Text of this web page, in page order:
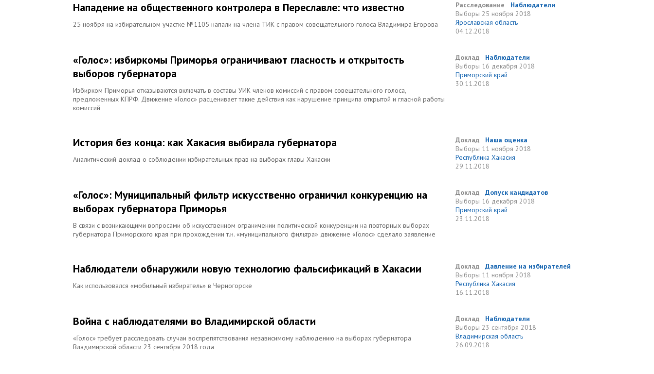
Нападение на общественного контролера в Переславле: что известно
25 ноября на избирательном участке №1105 напали на члена ТИК с правом совещательного голоса Владимира Егорова
Расследование
Наблюдатели
Выборы 25 ноября 2018
Ярославская область
04.12.2018
«Голос»: избиркомы Приморья ограничивают гласность и открытость
выборов губернатора
Избирком Приморья отказываются включать в составы УИК членов комиссий с правом совещательного голоса,
предложенных КПРФ. Движение «Голос» расценивает такие действия как нарушение принципа открытой и гласной работы
комиссий
Доклад
Наблюдатели
Выборы 16 декабря 2018
Приморский край
30.11.2018
История без конца: как Хакасия выбирала губернатора
Аналитический доклад о соблюдении избирательных прав на выборах главы Хакасии
Доклад
Наша оценка
Выборы 11 ноября 2018
Республика Хакасия
29.11.2018
«Голос»: Муниципальный фильтр искусственно ограничил конкуренцию на
выборах губернатора Приморья
В связи с возникающими вопросами об искусственном ограничении политической конкуренции на повторных выборах
губернатора Приморского края при прохождении т.н. «муниципального фильтра» движение «Голос» сделало заявление
Доклад
Допуск кандидатов
Выборы 16 декабря 2018
Приморский край
23.11.2018
Наблюдатели обнаружили новую технологию фальсификаций в Хакасии
Как использовался «мобильный избиратель» в Черногорске
Доклад
Давление на избирателей
Выборы 11 ноября 2018
Республика Хакасия
16.11.2018
Война с наблюдателями во Владимирской области
«Голос» требует расследовать случаи воспрепятствования независимому наблюдению на выборах губернатора
Владимирской области 23 сентября 2018 года
Доклад
Наблюдатели
Выборы 23 сентября 2018
Владимирская область
26.09.2018